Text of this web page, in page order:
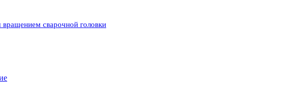
вращением сварочной головки